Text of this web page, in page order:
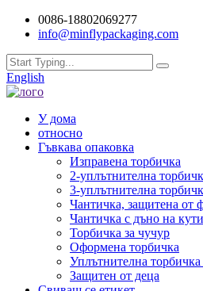
0086-18802069277
info@minflypackaging.com
English
У дома
относно
Гъвкава опаковка
Изправена торбичка
2-уплътнителна
3-уплътнителна
Чантичка, защитена от
Чантичка с дъно на
Торбичка за чучур
Оформена торбичка
Уплътнителна торбичка
Защитен от деца